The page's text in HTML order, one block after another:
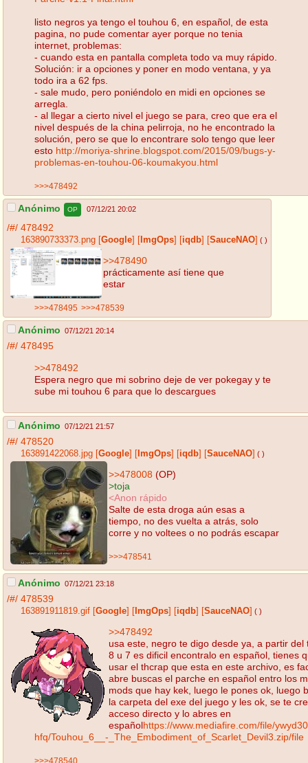
listo negros ya tengo el touhou 6, en español, de esta
pagina, no pude comentar ayer porque no tenia
internet, problemas:
- cuando esta en pantalla completa todo va muy rápido.
Solución: ir a opciones y poner en modo ventana, y ya
todo ira a 62 fps.
- sale mudo, pero poniéndolo en midi en opciones se
arregla.
- al llegar a cierto nivel el juego se para, creo que era el
nivel después de la china pelirroja, no he encontrado la
solución, pero se que lo encontrare solo tengo que leer
esto http://moriya-shrine.blogspot.com/2015/09/bugs-y-
problemas-en-touhou-06-koumakyou.html
>>>478492
Anónimo OP 07/12/21 20:02
/#/ 478492
163890733373.png Google ImgOps iqdb SauceNAO ( )
>>478490
prácticamente así tiene que
estar
>>>478495 >>>478539
Anónimo 07/12/21 20:14
/#/ 478495
>>478492
Espera negro que mi sobrino deje de ver pokegay y te
sube mi touhou 6 para que lo descargues
Anónimo 07/12/21 21:57
/#/ 478520
163891422068.jpg Google ImgOps iqdb SauceNAO ( )
>>478008 (OP)
>toja
<Anon rápido
Salte de esta droga aún esas a
tiempo, no des vuelta a atrás, solo
corre y no voltees o no podrás escapar
>>>478541
Anónimo 07/12/21 23:18
/#/ 478539
163891911819.gif Google ImgOps iqdb SauceNAO ( )
>>478492
usa este, negro te digo desde ya, a partir del
8 u 7 es dificil encontralo en español, tienes
usar el thcrap que esta en este archivo, es
abre buscas el parche en español entro los
mods que hay kek, luego le pones ok, luego
la carpeta del exe del juego y les ok, se te
acceso directo y lo abres en
españolhttps://www.mediafire.com/file/
hfq/Touhou_6__-_The_Embodiment_of_Scarlet_Devil3.zip/file
>>>478540